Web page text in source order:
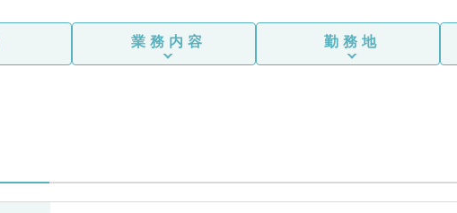
業務内容 勤務地